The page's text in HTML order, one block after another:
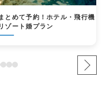
とめて予約！ホテル・飛行機
ゾート婚プラン